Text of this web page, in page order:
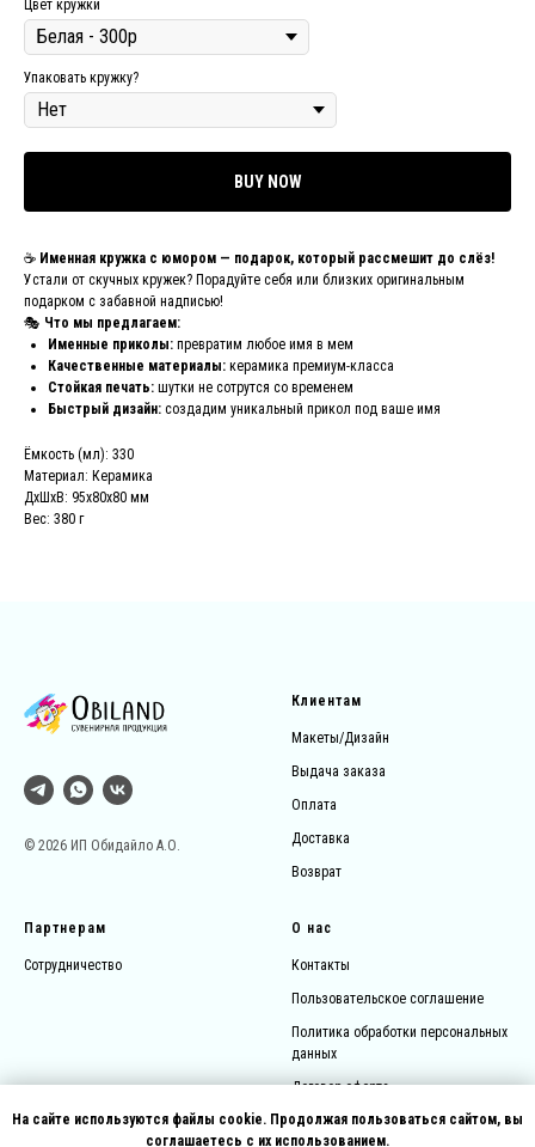
На сайте используются файлы cookie. Продолжая пользоваться сайтом, вы
соглашаетесь с их использованием.
Цвет кружки
Упаковать кружку?
BUY NOW
☕ Именная кружка с юмором — подарок, который рассмешит до слёз!
Устали от скучных кружек? Порадуйте себя или близких оригинальным
подарком с забавной надписью!
🎭 Что мы предлагаем:
Именные приколы: превратим любое имя в мем
Качественные материалы: керамика премиум-класса
Стойкая печать: шутки не сотрутся со временем
Быстрый дизайн: создадим уникальный прикол под ваше имя
Ёмкость (мл): 330
Материал: Керамика
ДxШxВ: 95x80x80 мм
Вес: 380 г
© 2026 ИП Обидайло А.О.
Клиентам
Макеты/Дизайн
Выдача заказа
Оплата
Доставка
Возврат
Партнерам
Сотрудничество
О нас
Контакты
Пользовательское соглашение
Политика обработки персональных
данных
Договор-оферта